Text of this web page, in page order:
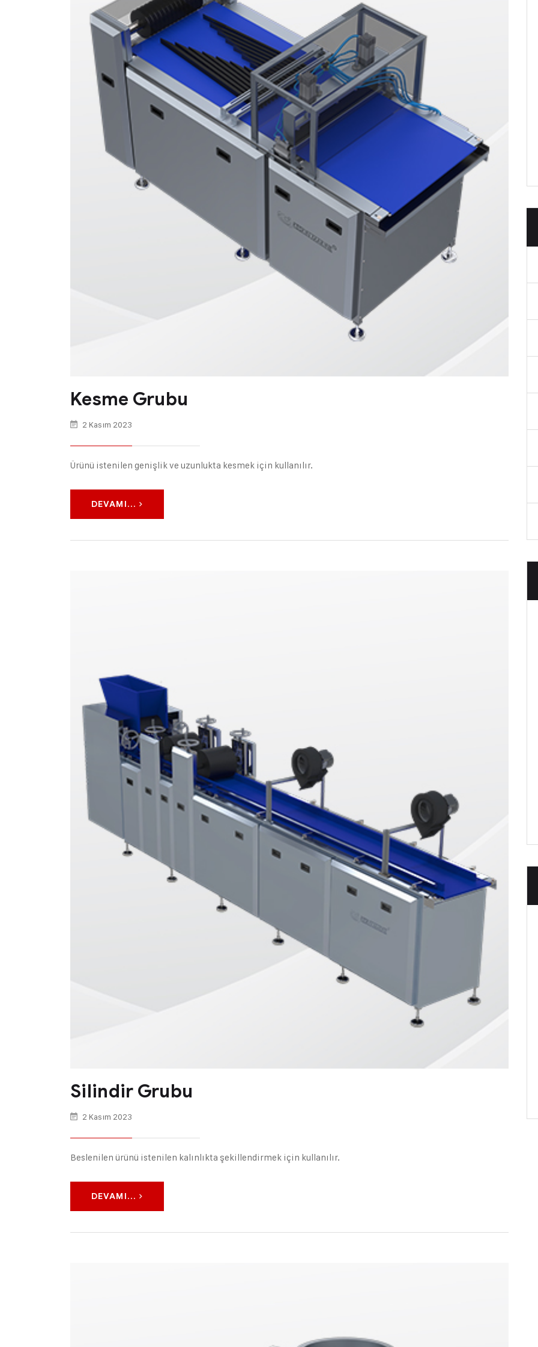
Kesme Grubu
2 Kasım 2023
Ürünü istenilen genişlik ve uzunlukta kesmek için kullanılır.
DEVAMI...
Silindir Grubu
2 Kasım 2023
Beslenilen ürünü istenilen kalınlıkta şekillendirmek için kullanılır.
DEVAMI...